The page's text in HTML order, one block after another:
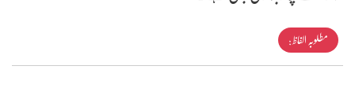
مطلوبہ الفاظ :